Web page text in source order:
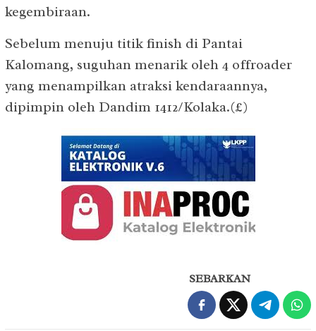
kegembiraan.
Sebelum menuju titik finish di Pantai
Kalomang, suguhan menarik oleh 4 offroader
yang menampilkan atraksi kendaraannya,
dipimpin oleh Dandim 1412/Kolaka.(£)
SEBARKAN